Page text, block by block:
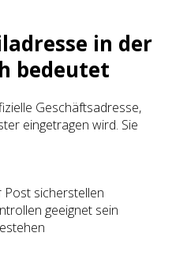
in der
bedeutet
Geschäftsadresse,
eingetragen wird. Sie
Post sicherstellen
geeignet sein